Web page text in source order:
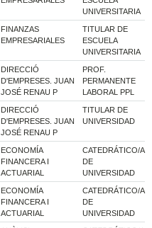
UNIVERSITARIA
FINANZAS
EMPRESARIALES
TITULAR DE
ESCUELA
UNIVERSITARIA
DIRECCIÓ
D'EMPRESES. JUAN
JOSÉ RENAU P
PROF.
PERMANENTE
LABORAL PPL
DIRECCIÓ
D'EMPRESES. JUAN
JOSÉ RENAU P
TITULAR DE
UNIVERSIDAD
ECONOMÍA
FINANCERA I
ACTUARIAL
CATEDRÁTICO/A
DE
UNIVERSIDAD
ECONOMÍA
FINANCERA I
ACTUARIAL
CATEDRÁTICO/A
DE
UNIVERSIDAD